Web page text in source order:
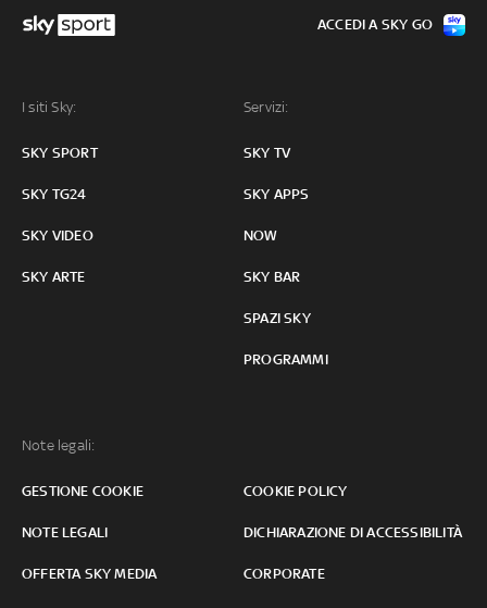
I siti Sky:
SKY SPORT
SKY TG24
SKY VIDEO
SKY ARTE
Servizi:
SKY TV
SKY APPS
NOW
SKY BAR
SPAZI SKY
PROGRAMMI
Note legali:
GESTIONE COOKIE COOKIE POLICY
NOTE LEGALI DICHIARAZIONE DI ACCESSIBILITÀ
OFFERTA SKY MEDIA CORPORATE
ACCEDI A SKY GO